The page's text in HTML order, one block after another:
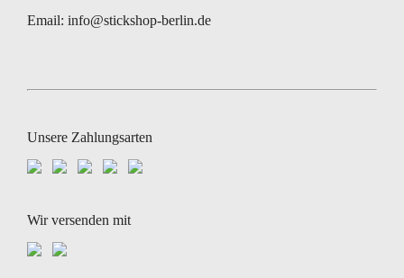
Email: info@stickshop-berlin.de
Unsere Zahlungsarten
Wir versenden mit